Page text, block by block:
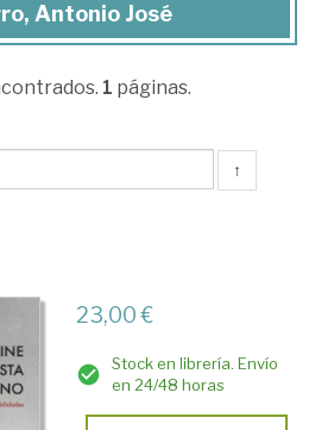
Antonio José
1 páginas.
↑
23,00 €
Stock en librería. Envío
en 24/48 horas